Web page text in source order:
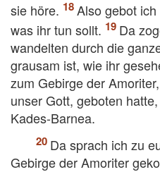
sie höre.
Also gebot
was ihr tun sollt.
Da
wandelten durch die
grausam ist, wie ihr
zum Gebirge der
unser Gott, geboten
Kades-Barnea.
Da sprach ich zu
Gebirge der Amoriter